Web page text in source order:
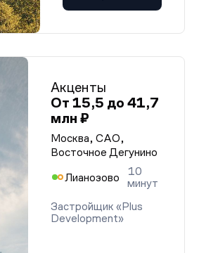
Акценты
От 15,5 до 41,7
млн ₽
Москва, САО,
Восточное Дегунино
Лианозово
10
минут
Застройщик «Plus
Development»